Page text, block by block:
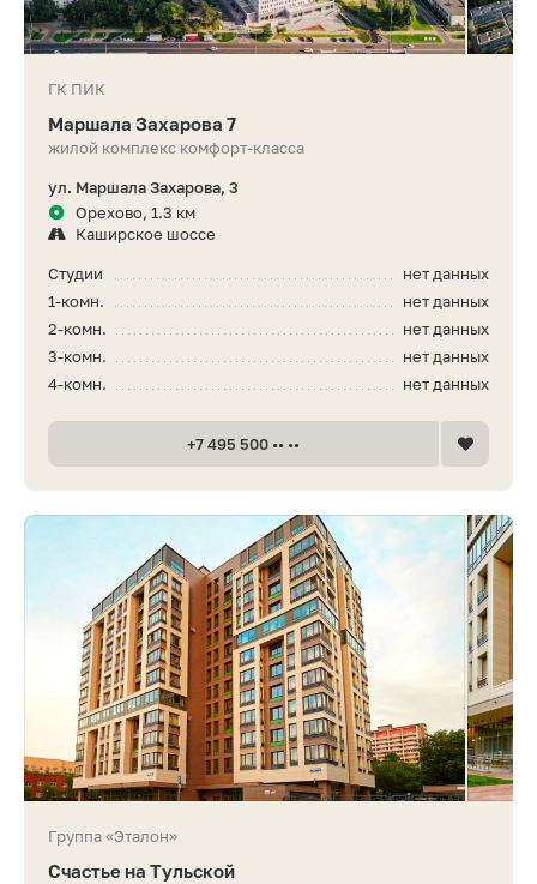
ГК ПИК
Маршала Захарова 7
жилой комплекс комфорт-класса
ул. Маршала Захарова, 3
Орехово, 1.3 км
Каширское шоссе
нет данных
Студии
нет данных
1-комн.
нет данных
2-комн.
нет данных
3-комн.
нет данных
4-комн.
+7 495 500 •• ••
Группа «Эталон»
Счастье на Тульской